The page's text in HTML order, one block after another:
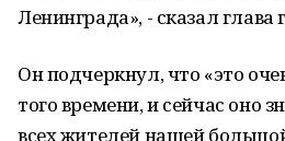
Ленинграда», - сказал глава
Он подчеркнул, что «это
того времени, и сейчас оно
всех жителей нашей